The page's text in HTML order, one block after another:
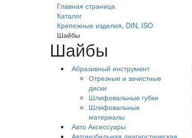
Главная страница
Каталог
Крепежные изделия, DIN, ISO
Шайбы
Шайбы
Абразивный инструмент
Отрезные и зачистные
диски
Шлифовальные губки
Шлифовальные
материалы
Авто Аксессуары
Автомобильная диагностическая